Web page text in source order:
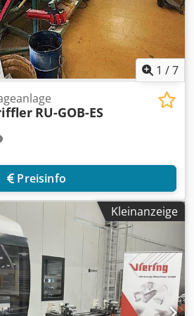
1 /7
RU-GOB-ES
Preisinfo
Kleinanzeige